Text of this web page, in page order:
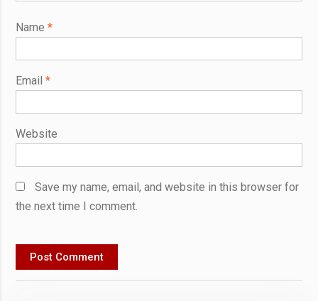
Name *
Email *
Website
Save my name, email, and website in this browser for
the next time I comment.